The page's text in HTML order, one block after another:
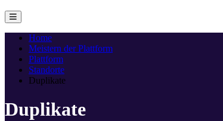
Home
Meistern der Plattform
Plattform
Standorte
Duplikate
Duplikate